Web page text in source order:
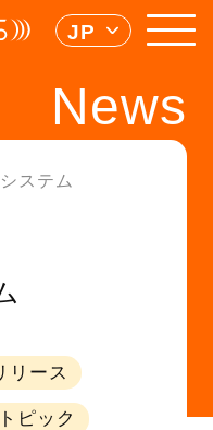
JP
News
ステム
リース
トピック